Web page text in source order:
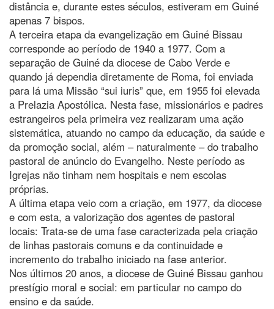
distância e, durante estes séculos, estiveram em Guiné
apenas 7 bispos.
A terceira etapa da evangelização em Guiné Bissau
corresponde ao período de 1940 a 1977. Com a
separação de Guiné da diocese de Cabo Verde e
quando já dependia diretamente de Roma, foi enviada
para lá uma Missão “sui iuris” que, em 1955 foi elevada
a Prelazia Apostólica. Nesta fase, missionários e padres
estrangeiros pela primeira vez realizaram uma ação
sistemática, atuando no campo da educação, da saúde e
da promoção social, além – naturalmente – do trabalho
pastoral de anúncio do Evangelho. Neste período as
Igrejas não tinham nem hospitais e nem escolas
próprias.
A última etapa veio com a criação, em 1977, da diocese
e com esta, a valorização dos agentes de pastoral
locais: Trata-se de uma fase caracterizada pela criação
de linhas pastorais comuns e da continuidade e
incremento do trabalho iniciado na fase anterior.
Nos últimos 20 anos, a diocese de Guiné Bissau ganhou
prestígio moral e social: em particular no campo do
ensino e da saúde.